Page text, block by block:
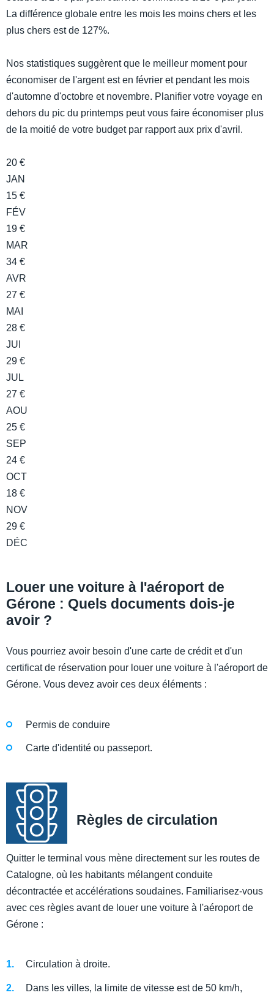
La différence globale entre les mois les moins chers et les
plus chers est de 127%.
Nos statistiques suggèrent que le meilleur moment pour
économiser de l'argent est en février et pendant les mois
d'automne d'octobre et novembre. Planifier votre voyage en
dehors du pic du printemps peut vous faire économiser plus
de la moitié de votre budget par rapport aux prix d'avril.
20 €
JAN
15 €
FÉV
19 €
MAR
34 €
AVR
27 €
MAI
28 €
JUI
29 €
JUL
27 €
AOU
25 €
SEP
24 €
OCT
18 €
NOV
29 €
DÉC
Louer une voiture à l'aéroport de
Gérone : Quels documents dois-je
avoir ?
Vous pourriez avoir besoin d'une carte de crédit et d'un
certificat de réservation pour louer une voiture à l'aéroport de
Gérone. Vous devez avoir ces deux éléments :
Permis de conduire
Carte d'identité ou passeport.
Règles de circulation
Quitter le terminal vous mène directement sur les routes de
Catalogne, où les habitants mélangent conduite
décontractée et accélérations soudaines. Familiarisez-vous
avec ces règles avant de louer une voiture à l'aéroport de
Gérone :
Circulation à droite.
Dans les villes, la limite de vitesse est de 50 km/h,